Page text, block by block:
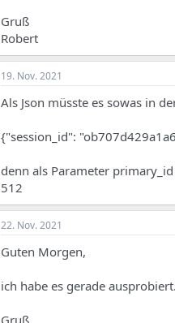
Gruß
Robert
19. Nov. 2021
Als Json müsste es sowas in
{"session_id":
denn als Parameter
512
22. Nov. 2021
Guten Morgen,
ich habe es gerade
Gruß